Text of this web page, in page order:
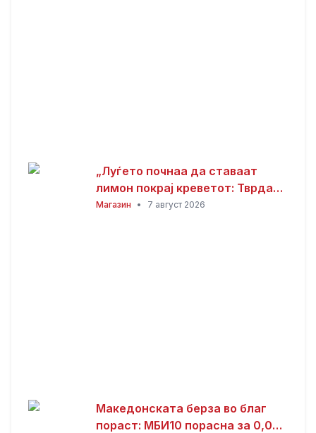
„Луѓето почнаа да ставаат
лимон покрај креветот: Тврдат
дека решава еден голем
Магазин • 7 август 2026
Македонската берза во благ
пораст: МБИ10 порасна за 0,08